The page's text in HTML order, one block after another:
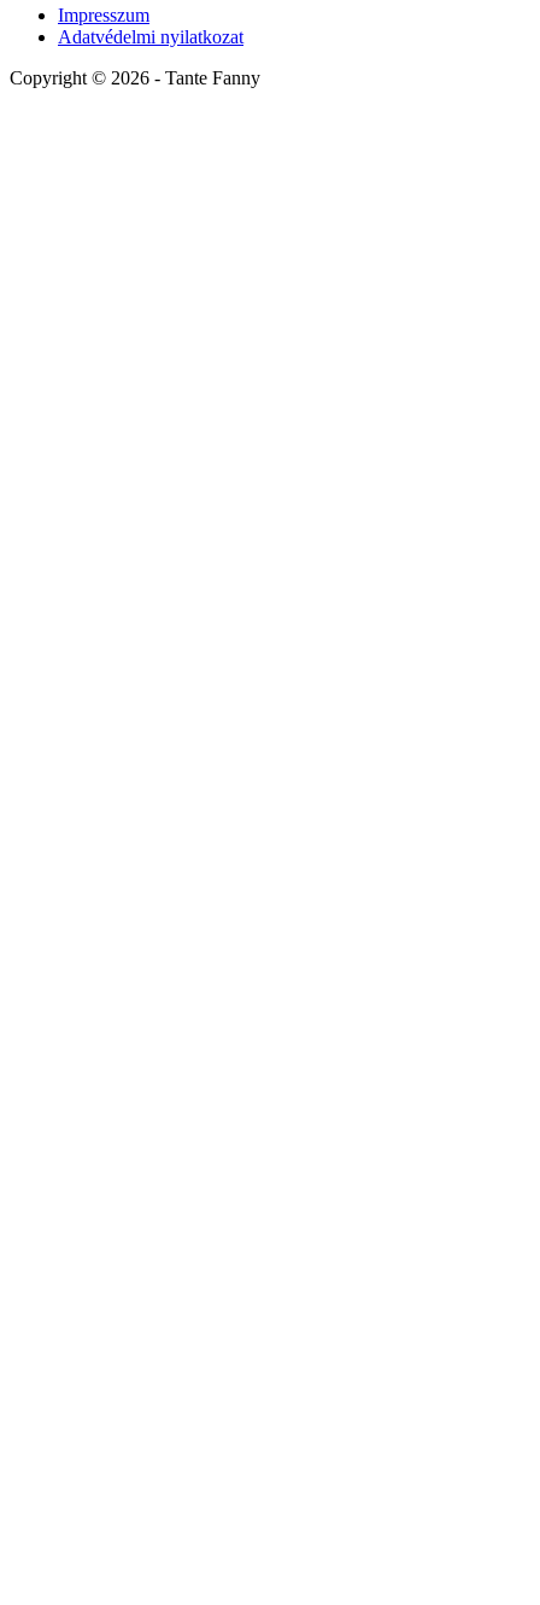
Impresszum
Adatvédelmi nyilatkozat
Copyright © 2026 - Tante Fanny